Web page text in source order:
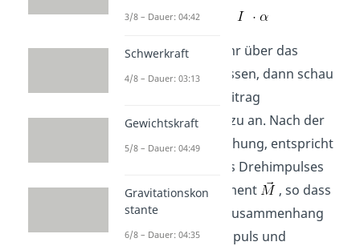
Möchtest du mehr über das
Drehmoment
wissen, dann schau
unseren extra Beitrag
Drehmoment
dazu an. Nach der
Eulersche’n Gleichung, entspricht
die Änderung des Drehimpulses
gerade dem Moment
, so dass
man folgenden Zusammenhang
zwischen Drehimpuls und
3/8 – Dauer: 04:42
Schwerkraft
4/8 – Dauer: 03:13
Gewichtskraft
5/8 – Dauer: 04:49
Gravitationskon
stante
6/8 – Dauer: 04:35